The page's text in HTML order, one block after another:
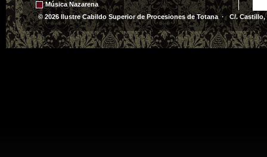
Música Nazarena
© 2026 Ilustre Cabildo Superior de Procesiones de Totana · C/. Castillo,